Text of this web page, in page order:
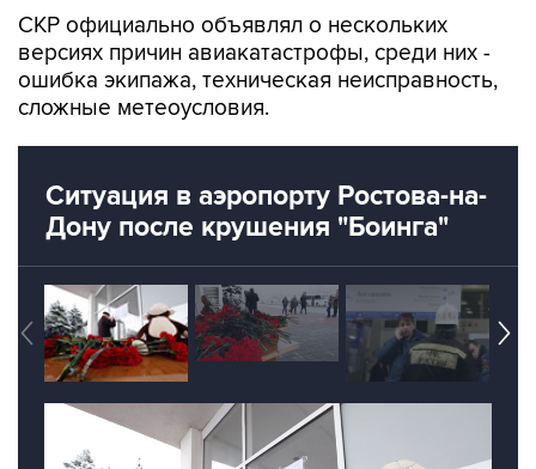
СКР официально объявлял о нескольких
версиях причин авиакатастрофы, среди них -
ошибка экипажа, техническая неисправность,
сложные метеоусловия.
Ситуация в аэропорту Ростова-на-
Дону после крушения "Боинга"